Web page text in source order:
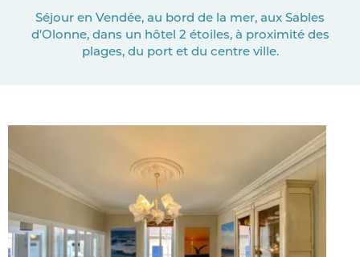
Séjour en Vendée, au bord de la mer, aux Sables
d'Olonne, dans un hôtel 2 étoiles, à proximité des
plages, du port et du centre ville.